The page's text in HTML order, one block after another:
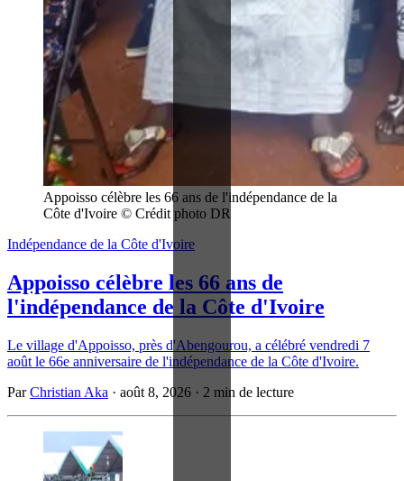
Appoisso célèbre les 66 ans de l'indépendance de la
Côte d'Ivoire © Crédit photo DR
Indépendance de la Côte d'Ivoire
Appoisso célèbre les 66 ans de
l'indépendance de la Côte d'Ivoire
Le village d'Appoisso, près d'Abengourou, a célébré vendredi 7
août le 66e anniversaire de l'indépendance de la Côte d'Ivoire.
ParChristian Aka · août 8, 2026 · 2 min de lecture